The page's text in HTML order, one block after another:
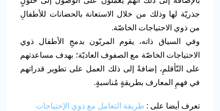
جذريّة لها وذلك من خلال الاستعانة بالحضانات للأطفالِ
من ذوي الاحتياجات الخاصّة.
وفي السياق ذاته، يقوم المربّون بدمجِ الأطفال ذوي
الاحتياجات الخاصّة مع الصفوف العاديّة؛ بهدف مساعدتهم
على التّأقلمِ، إضافةً إلى ذلك العمل على تطوير قدراتهم
في فهمِ المعارف بطريقةٍ مُناسبةٍ.
تعرف أيضا على : طريقة التعامل مع ذوي الإحتياجات